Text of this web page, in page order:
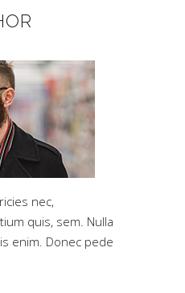
nec,
quis, sem. Nulla
enim. Donec pede